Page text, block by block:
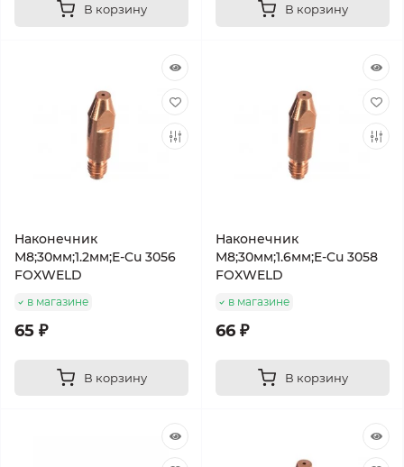
В корзину В корзину
Наконечник
М8;30мм;1.2мм;E-Cu 3056
FOXWELD
в магазине
65 ₽
В корзину
Наконечник
М8;30мм;1.6мм;E-Cu 3058
FOXWELD
в магазине
66 ₽
В корзину